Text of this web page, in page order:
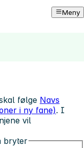
Meny
følge Navs
i ny fane). I
vil
bryter